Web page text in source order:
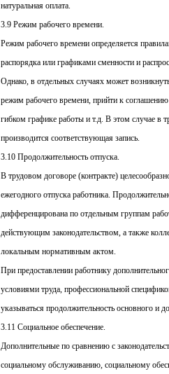
натуральная оплата.
3.9 Режим рабочего времени.
Режим рабочего времени определяется
распорядка или графиками сменности и
Однако, в отдельных случаях может
режим рабочего времени, прийти к
гибком графике работы и т.д. В этом случае в
производится соответствующая запись.
3.10 Продолжительность отпуска.
В трудовом договоре (контракте)
ежегодного отпуска работника.
дифференцирована по отдельным группам
действующим законодательством, а также
локальным нормативным актом.
При предоставлении работнику
условиями труда, профессиональной
указываться продолжительность основного и
3.11 Социальное обеспечение.
Дополнительные по сравнению с
социальному обслуживанию, социальному